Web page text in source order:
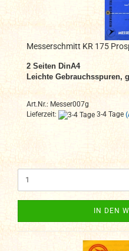
Messerschmitt KR 175
2 Seiten DinA4
Leichte Gebrauchsspuren,
Art.Nr.: Messer007g
Lieferzeit:
3-4 Tage
IN DEN